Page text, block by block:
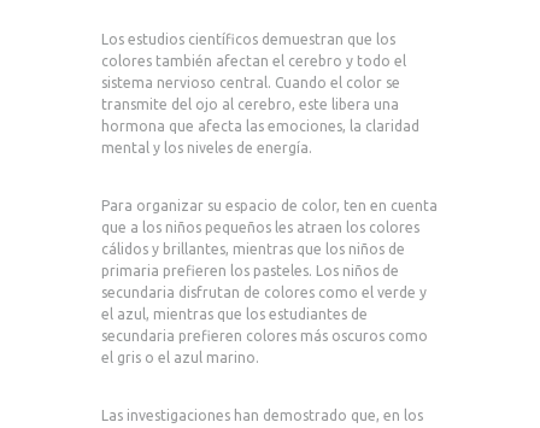
Los estudios científicos demuestran que los
colores también afectan el cerebro y todo el
sistema nervioso central. Cuando el color se
transmite del ojo al cerebro, este libera una
hormona que afecta las emociones, la claridad
mental y los niveles de energía.
Para organizar su espacio de color, ten en cuenta
que a los niños pequeños les atraen los colores
cálidos y brillantes, mientras que los niños de
primaria prefieren los pasteles. Los niños de
secundaria disfrutan de colores como el verde y
el azul, mientras que los estudiantes de
secundaria prefieren colores más oscuros como
el gris o el azul marino.
Las investigaciones han demostrado que, en los